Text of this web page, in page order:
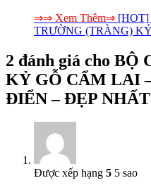
⇒⇒ Xem Thêm⇒ [HOT]
TRƯỜNG (TRÀNG)
2 đánh giá cho BỘ
KỶ GỖ CẨM LAI
ĐIỂN – ĐẸP
Được xếp hạng 5 5 sao